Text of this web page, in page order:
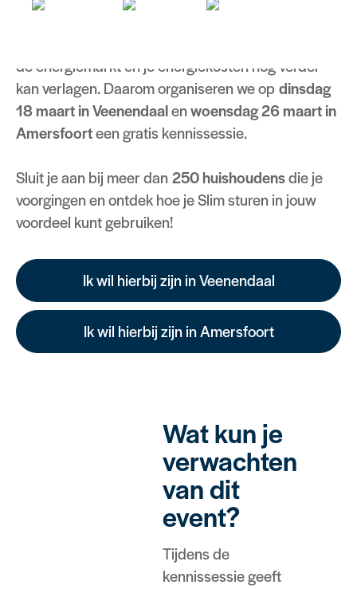
de energiemarkt en je energiekosten nog verder
kan verlagen. Daarom organiseren we opdinsdag
18 maart in Veenendaalenwoensdag 26 maart in
Amersfoorteen gratis kennissessie.
Sluit je aan bij meer dan250 huishoudensdie je
voorgingen en ontdek hoe je Slim sturen in jouw
voordeel kunt gebruiken!
Ik wil hierbij zijn in Veenendaal
Ik wil hierbij zijn in Amersfoort
Wat kun je
verwachten
van dit
event?
Tijdens de
kennissessie geeft